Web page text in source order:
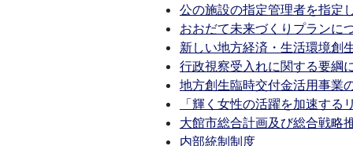
公の施設の指定管理者を指定
おおだて未来づくりプランに
新しい地方経済・生活環境創
行政視察受入れに関する要綱
地方創生臨時交付金活用事業
「輝く女性の活躍を加速す
大館市総合計画及び総合戦略
内部統制制度